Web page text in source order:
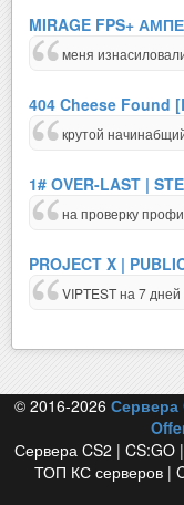
MIRAGE FPS+
меня
404 Cheese Found
крутой
1# OVER-LAST |
на проверку
PROJECT X |
VIPTEST на 7
© 2016-2026 Сервера
Сервера CS2 | CS:GO
ТОП КС серверов |